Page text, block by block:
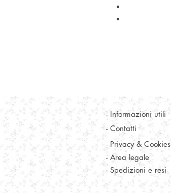
- Informazioni utili
- Privacy & Cookies
- Area legale
- Spedizioni e resi
- Contatti